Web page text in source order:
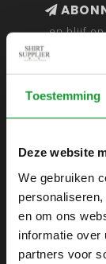
Toestemming
Deze website
We gebruiken
en om ons
informatie over
partners voor
en blijf op